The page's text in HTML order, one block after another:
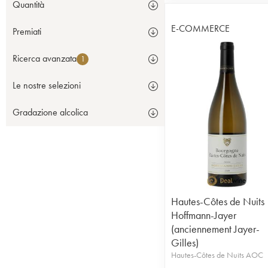
Quantità
Premiati
Ricerca avanzata 1
Le nostre selezioni
Gradazione alcolica
E-COMMERCE
Hautes-Côtes de Nuits
Hoffmann-Jayer
(anciennement Jayer-
Gilles)
Hautes-Côtes de Nuits AOC